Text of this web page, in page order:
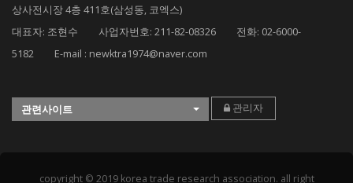
상사전시장 4층 411호(삼성동, 코엑스)
대표자: 조현수 사업자번호: 211-82-08326 전화: 02-6000-
5182 E-mail : newktra1974@naver.com
관련사이트 관리자
copyright © 2019 korea trade research association. all right